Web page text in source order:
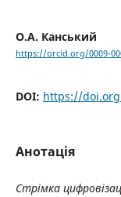
О.А. Канський
https://orcid.org/0009-
DOI: https://
Анотація
Стрімка